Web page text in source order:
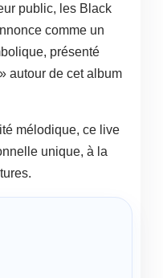
public, les Black
comme un
présenté
autour de cet album
mélodique, ce live
unique, à la